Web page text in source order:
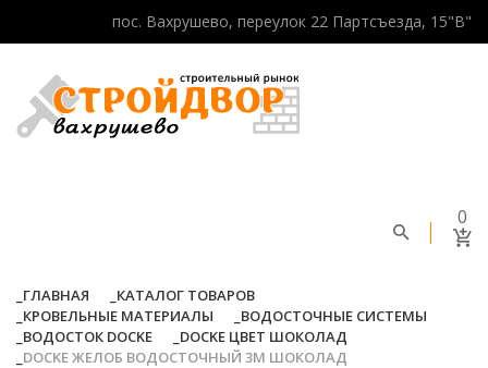
пос. Вахрушево, переулок 22 Партсъезда, 15"В"
0
ГЛАВНАЯ
КАТАЛОГ ТОВАРОВ
КРОВЕЛЬНЫЕ МАТЕРИАЛЫ
ВОДОСТОЧНЫЕ СИСТЕМЫ
ВОДОСТОК DOCKE
DOCKE ЦВЕТ ШОКОЛАД
DOCKE ЖЕЛОБ ВОДОСТОЧНЫЙ 3М ШОКОЛАД